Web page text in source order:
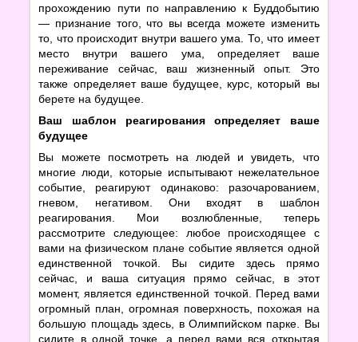
прохождению пути по направлению к Буддобытию
— признание того, что вы всегда можете изменить
то, что происходит внутри вашего ума. То, что имеет
место внутри вашего ума, определяет ваше
переживание сейчас, ваш жизненный опыт. Это
также определяет ваше будущее, курс, который вы
берете на будущее.
Ваш шаблон реагирования определяет ваше
будущее
Вы можете посмотреть на людей и увидеть, что
многие люди, которые испытывают нежелательное
событие, реагируют одинаково: разочарованием,
гневом, негативом. Они входят в шаблон
реагирования. Мои возлюбленные, теперь
рассмотрите следующее: любое происходящее с
вами на физическом плане событие является одной
единственной точкой. Вы сидите здесь прямо
сейчас, и ваша ситуация прямо сейчас, в этот
момент, является единственной точкой. Перед вами
огромный план, огромная поверхность, похожая на
большую площадь здесь, в Олимпийском парке. Вы
сидите в одной точке, а перед вами вся открытая